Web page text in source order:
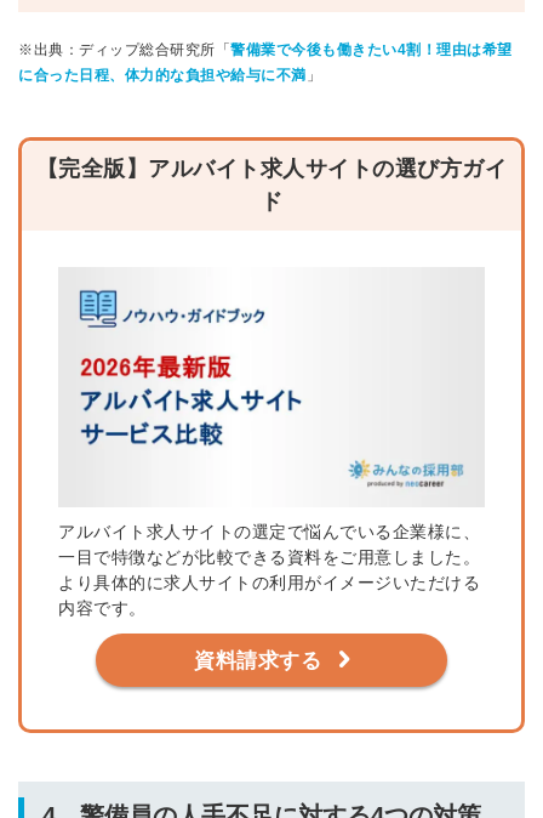
※出典：ディップ総合研究所「警備業で今後も働きたい4割！理由は希望
に合った日程、体力的な負担や給与に不満 」
【完全版】アルバイト求人サイトの選び方ガイ
ド
アルバイト求人サイトの選定で悩んでいる企業様に、
一目で特徴などが比較できる資料をご用意しました。
より具体的に求人サイトの利用がイメージいただける
内容です。
資料請求する